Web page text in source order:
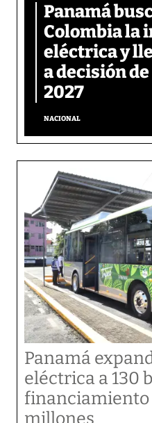
Panamá
Colombia la
eléctrica y
a decisión
2027
NACIONAL
Panamá
eléctrica a 130
financiamiento
millones